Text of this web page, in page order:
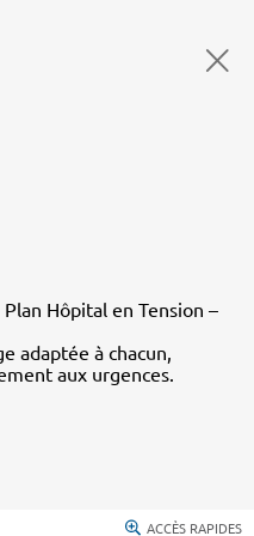
Hôpital en Tension –
adaptée à chacun,
aux urgences.
ACCÈS RAPIDES